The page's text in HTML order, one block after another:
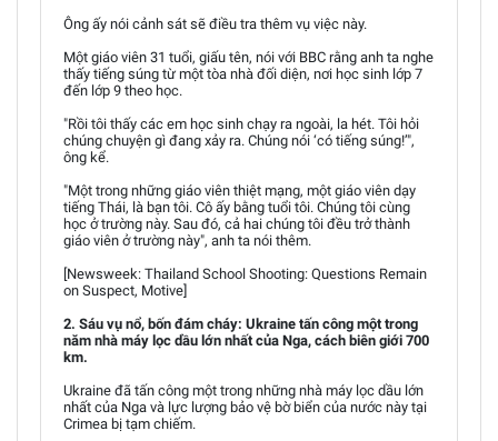
Ông ấy nói cảnh sát sẽ điều tra thêm vụ việc này.
Một giáo viên 31 tuổi, giấu tên, nói với BBC rằng anh ta nghe
thấy tiếng súng từ một tòa nhà đối diện, nơi học sinh lớp 7
đến lớp 9 theo học.
"Rồi tôi thấy các em học sinh chạy ra ngoài, la hét. Tôi hỏi
chúng chuyện gì đang xảy ra. Chúng nói ‘có tiếng súng!’",
ông kể.
"Một trong những giáo viên thiệt mạng, một giáo viên dạy
tiếng Thái, là bạn tôi. Cô ấy bằng tuổi tôi. Chúng tôi cùng
học ở trường này. Sau đó, cả hai chúng tôi đều trở thành
giáo viên ở trường này", anh ta nói thêm.
[Newsweek: Thailand School Shooting: Questions Remain
on Suspect, Motive]
2. Sáu vụ nổ, bốn đám cháy: Ukraine tấn công một trong
năm nhà máy lọc dầu lớn nhất của Nga, cách biên giới 700
km.
Ukraine đã tấn công một trong những nhà máy lọc dầu lớn
nhất của Nga và lực lượng bảo vệ bờ biển của nước này tại
Crimea bị tạm chiếm.